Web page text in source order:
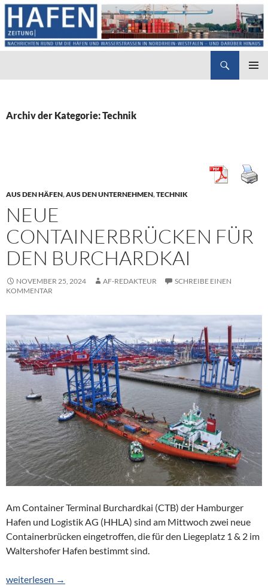
Archiv der Kategorie: Technik
AUS DEN HÄFEN,AUS DEN UNTERNEHMEN,TECHNIK
NEUE
CONTAINERBRÜCKEN FÜR
DEN BURCHARDKAI
NOVEMBER 25, 2024 AF-REDAKTEUR
SCHREIBE EINEN
KOMMENTAR
Am Container Terminal Burchardkai (CTB) der Hamburger
Hafen und Logistik AG (HHLA) sind am Mittwoch zwei neue
Containerbrücken eingetroffen, die für den Liegeplatz 1 & 2 im
Waltershofer Hafen bestimmt sind.
Neue Containerbrücken für den Burchardkai
weiterlesen →